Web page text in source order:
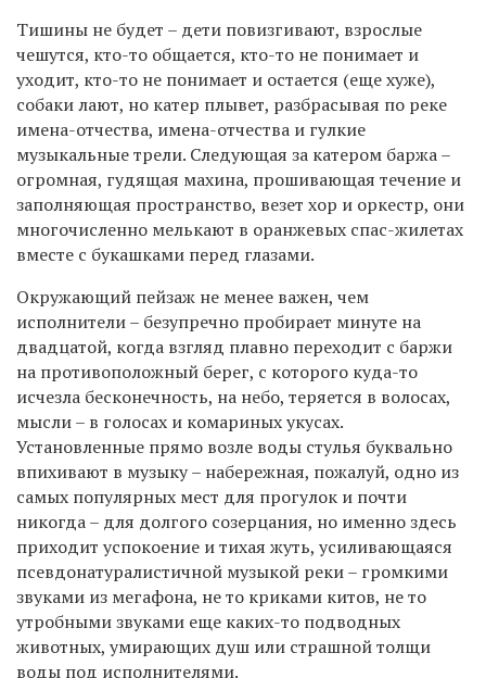
Тишины не будет – дети повизгивают, взрослые
чешутся, кто-то общается, кто-то не понимает и
уходит, кто-то не понимает и остается (еще хуже),
собаки лают, но катер плывет, разбрасывая по реке
имена-отчества, имена-отчества и гулкие
музыкальные трели. Следующая за катером баржа –
огромная, гудящая махина, прошивающая течение и
заполняющая пространство, везет хор и оркестр, они
многочисленно мелькают в оранжевых спас-жилетах
вместе с букашками перед глазами.
Окружающий пейзаж не менее важен, чем
исполнители – безупречно пробирает минуте на
двадцатой, когда взгляд плавно переходит с баржи
на противоположный берег, с которого куда-то
исчезла бесконечность, на небо, теряется в волосах,
мысли – в голосах и комариных укусах.
Установленные прямо возле воды стулья буквально
впихивают в музыку – набережная, пожалуй, одно из
самых популярных мест для прогулок и почти
никогда – для долгого созерцания, но именно здесь
приходит успокоение и тихая жуть, усиливающаяся
псевдонатуралистичной музыкой реки – громкими
звуками из мегафона, не то криками китов, не то
утробными звуками еще каких-то подводных
животных, умирающих душ или страшной толщи
воды под исполнителями.